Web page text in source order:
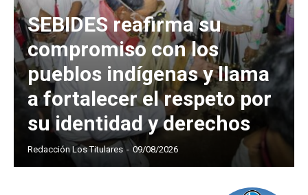
SEBIDES reafirma su
compromiso con los
pueblos indígenas y llama
a fortalecer el respeto por
su identidad y derechos
Redacción Los Titulares - 09/08/2026